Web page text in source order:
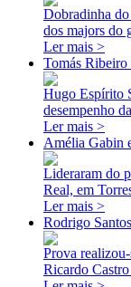
Dobradinha
dos majors do
Ler mais >
Tomás
Hugo Espírito
desempenho
Ler mais >
Amélia Gabin
Lideraram do
Real, em
Ler mais >
Rodrigo
Prova
Ricardo